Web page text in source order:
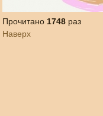
Прочитано 1748раз
Наверх